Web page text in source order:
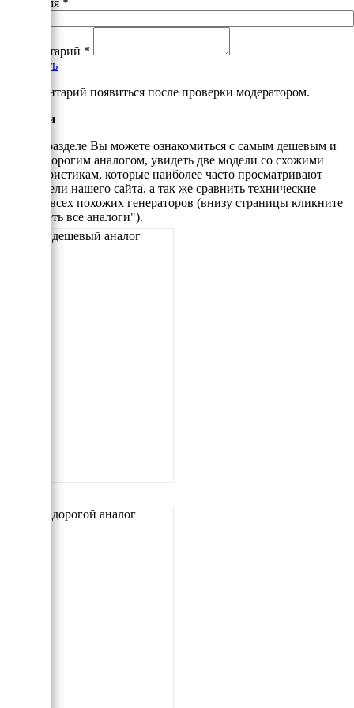
Комментарий *
Добавить
*Комментарий появиться после проверки модератором.
Аналоги
В этом разделе Вы можете ознакомиться с самым дешевым и
самым дорогим аналогом, увидеть две модели со схожими
характеристикам, которые наиболее часто просматривают
посетители нашего сайта, а так же сравнить технические
данные всех похожих генераторов (внизу страницы кликните
"Смотреть все аналоги").
Самый дешевый аналог
Самый дорогой аналог